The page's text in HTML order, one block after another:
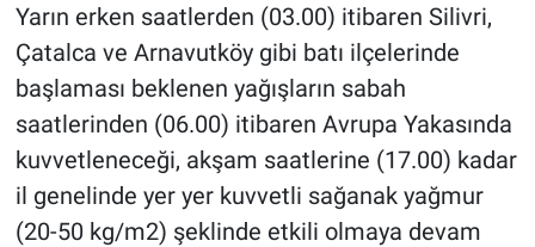
Yarın erken saatlerden (03.00) itibaren Silivri,
Çatalca ve Arnavutköy gibi batı ilçelerinde
başlaması beklenen yağışların sabah
saatlerinden (06.00) itibaren Avrupa Yakasında
kuvvetleneceği, akşam saatlerine (17.00) kadar
il genelinde yer yer kuvvetli sağanak yağmur
(20-50 kg/m2) şeklinde etkili olmaya devam